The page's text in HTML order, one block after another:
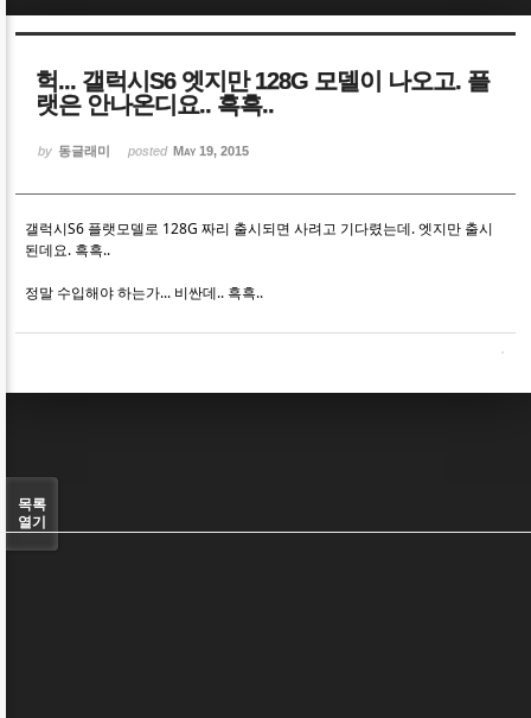
헉... 갤럭시S6 엣지만 128G 모델이 나오고. 플
랫은 안나온디요.. 흑흑..
by 동글래미 posted May 19, 2015
갤럭시S6 플랫모델로 128G 짜리 출시되면 사려고 기다렸는데. 엣지만 출시
된데요. 흑흑..
정말 수입해야 하는가... 비싼데.. 흑흑..
목록
열기
Sketchbook5, 스케치북5
Sketchbook5, 스케치북5
Sketchbook5, 스케치북5
Sketchbook5, 스케치북5